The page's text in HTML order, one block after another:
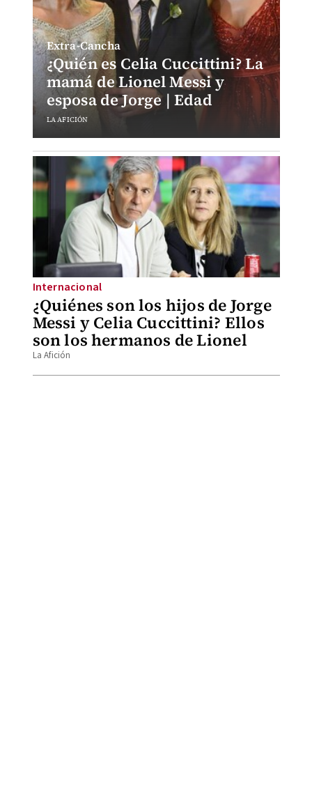
¿Quién es Celia Cuccittini? La
mamá de Lionel Messi y
esposa de Jorge | Edad
Extra-Cancha
LA AFICIÓN
¿Quiénes son los hijos de Jorge
Messi y Celia Cuccittini? Ellos
son los hermanos de Lionel
Internacional
La Afición